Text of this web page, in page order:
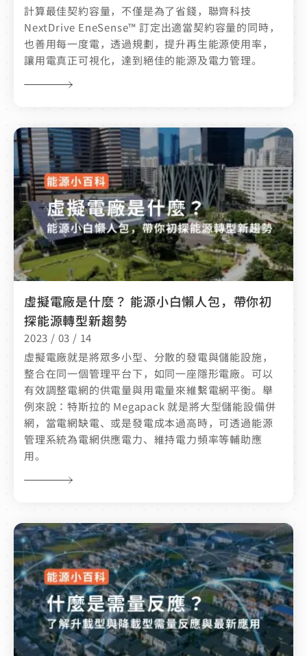
計算最佳契約容量，不僅是為了省錢，聯齊科技
NextDrive EneSense™ 訂定出適當契約容量的同時，
也善用每一度電，透過規劃，提升再生能源使用率，
讓用電真正可視化，達到絕佳的能源及電力管理。
虛擬電廠是什麼？ 能源小白懶人包，帶你初
探能源轉型新趨勢
2023 / 03 / 14
虛擬電廠就是將眾多小型、分散的發電與儲能設施，
整合在同一個管理平台下，如同一座隱形電廠。可以
有效調整電網的供電量與用電量來維繫電網平衡。舉
例來說：特斯拉的 Megapack 就是將大型儲能設備併
網，當電網缺電、或是發電成本過高時，可透過能源
管理系統為電網供應電力、維持電力頻率等輔助應
用。